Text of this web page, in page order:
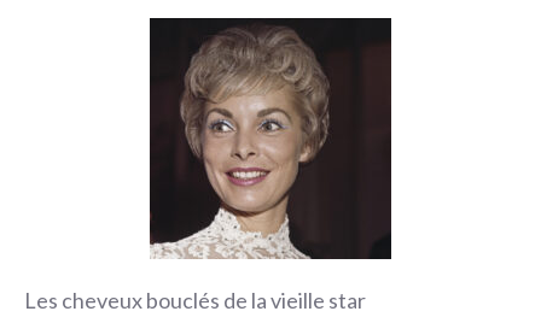
Les cheveux bouclés de la vieille star